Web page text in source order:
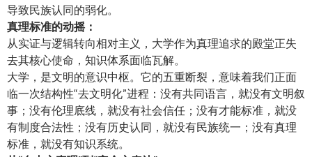
导致民族认同的弱化。
真理标准的动摇：
从实证与逻辑转向相对主义，大学作为真理追求的殿堂正失
去其核心使命，知识体系面临瓦解。
大学，是文明的意识中枢。它的五重断裂，意味着我们正面
临一次结构性“去文明化”进程：没有共同语言，就没有文明叙
事；没有伦理底线，就没有社会信任；没有才能标准，就没
有制度合法性；没有历史认同，就没有民族统一；没有真理
标准，就没有知识系统。